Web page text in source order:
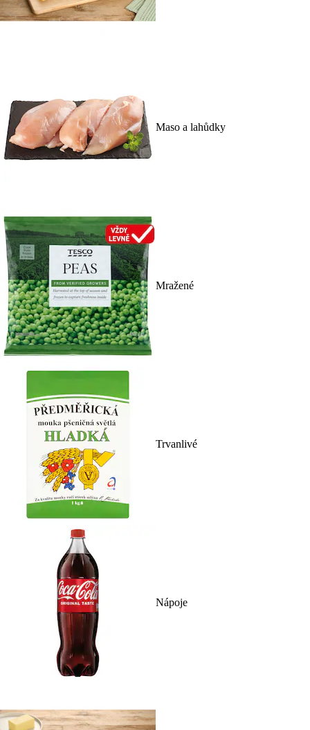
Maso a lahůdky
Mražené
Trvanlivé
Nápoje